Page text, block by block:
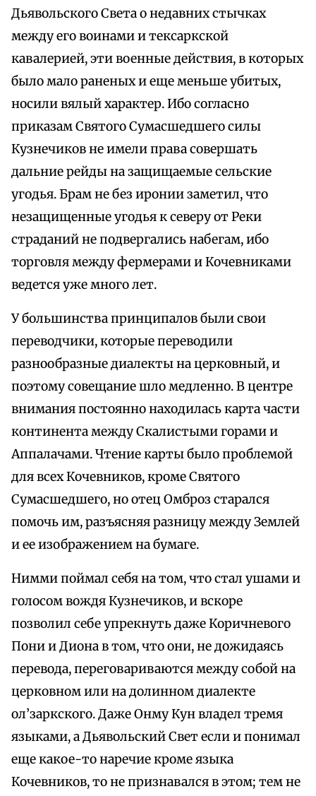
Дьявольского Света о недавних стычках
между его воинами и тексаркской
кавалерией, эти военные действия, в которых
было мало раненых и еще меньше убитых,
носили вялый характер. Ибо согласно
приказам Святого Сумасшедшего силы
Кузнечиков не имели права совершать
дальние рейды на защищаемые сельские
угодья. Брам не без иронии заметил, что
незащищенные угодья к северу от Реки
страданий не подвергались набегам, ибо
торговля между фермерами и Кочевниками
ведется уже много лет.
У большинства принципалов были свои
переводчики, которые переводили
разнообразные диалекты на церковный, и
поэтому совещание шло медленно. В центре
внимания постоянно находилась карта части
континента между Скалистыми горами и
Аппалачами. Чтение карты было проблемой
для всех Кочевников, кроме Святого
Сумасшедшего, но отец Омброз старался
помочь им, разъясняя разницу между Землей
и ее изображением на бумаге.
Нимми поймал себя на том, что стал ушами и
голосом вождя Кузнечиков, и вскоре
позволил себе упрекнуть даже Коричневого
Пони и Диона в том, что они, не дожидаясь
перевода, переговариваются между собой на
церковном или на долинном диалекте
ол’заркского. Даже Онму Кун владел тремя
языками, а Дьявольский Свет если и понимал
еще какое-то наречие кроме языка
Кочевников, то не признавался в этом; тем не